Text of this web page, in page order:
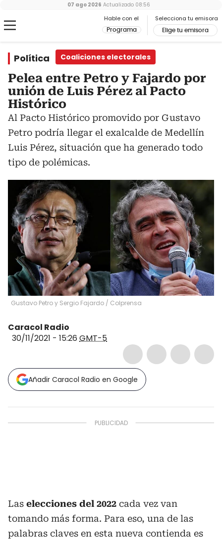
Hable con el
Programa
Selecciona tu emisora
Elige tu emisora
07 ago 2026 Actualizado 08:56
Política Coaliciones electorales
Pelea entre Petro y Fajardo por
unión de Luis Pérez al Pacto
Histórico
Al Pacto Histórico promovido por Gustavo
Petro podría llegar el exalcalde de Medellín
Luis Pérez, situación que ha generado todo
tipo de polémicas.
Gustavo Petro y Sergio Fajardo / Colprensa
Caracol Radio
30/11/2021 - 15:26 GMT-5
Añadir Caracol Radio en Google
Las elecciones del 2022 cada vez van
tomando más forma. Para eso, una de las
palabras claves en esta nueva contienda es